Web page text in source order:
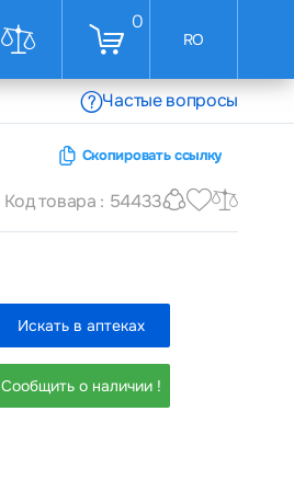
0
RO
Частые вопросы
Скопировать ссылку
Код товара : 54433
Искать в аптеках
Сообщить о наличии !